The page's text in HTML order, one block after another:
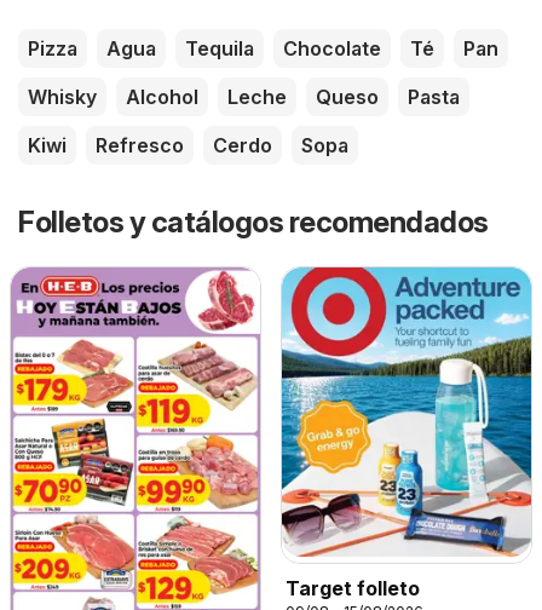
Pizza Agua Tequila Chocolate Té
Pan
Whisky
Alcohol Leche Queso
Pasta
Kiwi
Refresco Cerdo Sopa
Folletos y catálogos recomendados
Target folleto